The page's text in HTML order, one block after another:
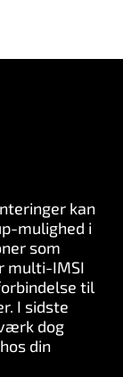
kan
mulighed i
som
multi-IMSI
til
I sidste
dog
din